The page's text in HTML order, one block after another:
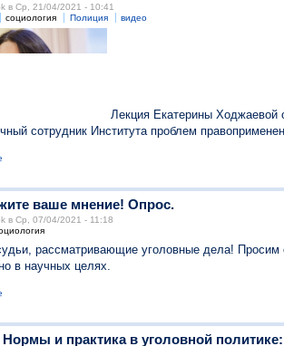
в Ср, 21/04/2021 - 10:41
социология Полиция видео
Лекция Екатерины Ходжаевой
сотрудник Института проблем
ваше мнение! Опрос.
в Ср, 07/04/2021 - 11:18
рассматривающие уголовные дела! Просим
в научных целях.
Нормы и практика в уголовной